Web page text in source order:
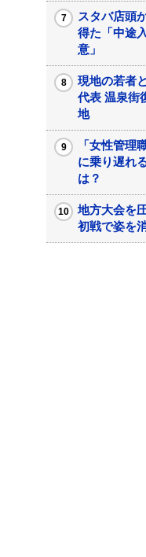
スタバ店頭
得た「中途
意」
現地の若者
代表 温泉街
地
「女性管理
に乗り遅れ
は？
地方大会を
初戦で姿を